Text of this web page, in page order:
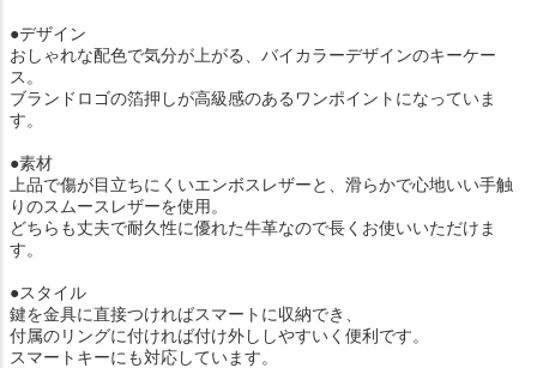
●デザイン
おしゃれな配色で気分が上がる、バイカラーデザインのキーケー
ス。
ブランドロゴの箔押しが高級感のあるワンポイントになっていま
す。
●素材
上品で傷が目立ちにくいエンボスレザーと、滑らかで心地いい手触
りのスムースレザーを使用。
どちらも丈夫で耐久性に優れた牛革なので長くお使いいただけま
す。
●スタイル
鍵を金具に直接つければスマートに収納でき、
付属のリングに付ければ付け外ししやすいく便利です。
スマートキーにも対応しています。